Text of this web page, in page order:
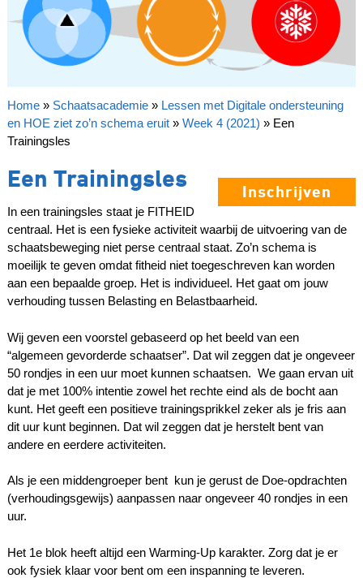
Home» Schaatsacademie» Lessen met Digitale ondersteuning
en HOE ziet zo’n schema eruit» Week 4 (2021) » Een
Trainingsles
Inschrijven
Een Trainingsles
In een trainingsles staat je FITHEID
centraal. Het is een fysieke activiteit waarbij de uitvoering van de
schaatsbeweging niet perse centraal staat. Zo’n schema is
moeilijk te geven omdat fitheid niet toegeschreven kan worden
aan een bepaalde groep. Het is individueel. Het gaat om jouw
verhouding tussen Belasting en Belastbaarheid.
Wij geven een voorstel gebaseerd op het beeld van een
“algemeen gevorderde schaatser”. Dat wil zeggen dat je ongeveer
50 rondjes in een uur moet kunnen schaatsen. We gaan ervan uit
dat je met 100% intentie zowel het rechte eind als de bocht aan
kunt. Het geeft een positieve trainingsprikkel zeker als je fris aan
dit uur kunt beginnen. Dat wil zeggen dat je herstelt bent van
andere en eerdere activiteiten.
Als je een middengroeper bent kun je gerust de Doe-opdrachten
(verhoudingsgewijs) aanpassen naar ongeveer 40 rondjes in een
uur.
Het 1e blok heeft altijd een Warming-Up karakter. Zorg dat je er
ook fysiek klaar voor bent om een inspanning te leveren.